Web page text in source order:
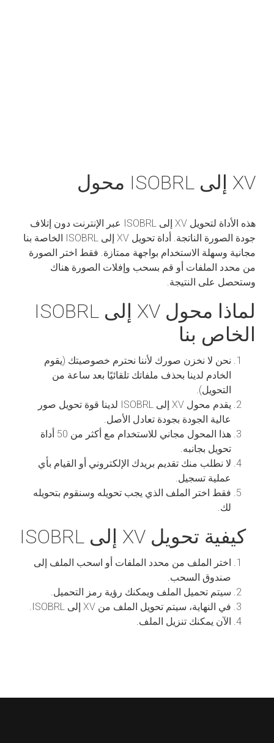
XV إلى ISOBRL محول
هذه الأداة لتحويل XV إلى ISOBRL عبر الإنترنت دون إتلاف
جودة الصورة الناتجة. أداة تحويل XV إلى ISOBRL الخاصة بنا
مجانية وسهلة الاستخدام بواجهة ممتازة. فقط اختر الصورة
من محدد الملفات أو قم بسحب وإفلات الصورة هناك
وستحصل على النتيجة.
لماذا محول XV إلى ISOBRL
الخاص بنا
نحن لا نخزن صورك لأننا نحترم خصوصيتك (يقوم
الخادم لدينا بحذف ملفاتك تلقائيًا بعد ساعة من
التحويل).
يقدم محول XV إلى ISOBRL لدينا قوة تحويل صور
عالية الجودة بجودة تعادل الأصل.
هذا المحول مجاني للاستخدام مع أكثر من 50 أداة
تحويل بجانبه.
لا نطلب منك تقديم بريدك الإلكتروني أو القيام بأي
عملية تسجيل.
فقط اختر الملف الذي يجب تحويله وسنقوم بتحويله
لك.
كيفية تحويل XV إلى ISOBRL
اختر الملف من محدد الملفات أو اسحب الملف إلى
صندوق السحب.
سيتم تحميل الملف ويمكنك رؤية رمز التحميل.
في النهاية، سيتم تحويل الملف من XV إلى ISOBRL.
الآن يمكنك تنزيل الملف.